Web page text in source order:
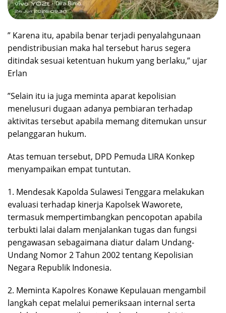
‎” Karena itu, apabila benar terjadi penyalahgunaan
pendistribusian maka hal tersebut harus segera
ditindak sesuai ketentuan hukum yang berlaku,” ujar
Erlan
‎”Selain itu ia juga meminta aparat kepolisian
menelusuri dugaan adanya pembiaran terhadap
aktivitas tersebut apabila memang ditemukan unsur
pelanggaran hukum.
‎Atas temuan tersebut, DPD Pemuda LIRA Konkep
menyampaikan empat tuntutan.
‎‎1. Mendesak Kapolda Sulawesi Tenggara melakukan
evaluasi terhadap kinerja Kapolsek Waworete,
termasuk mempertimbangkan pencopotan apabila
terbukti lalai dalam menjalankan tugas dan fungsi
pengawasan sebagaimana diatur dalam Undang-
Undang Nomor 2 Tahun 2002 tentang Kepolisian
Negara Republik Indonesia.
2. Meminta Kapolres Konawe Kepulauan mengambil
langkah cepat melalui pemeriksaan internal serta